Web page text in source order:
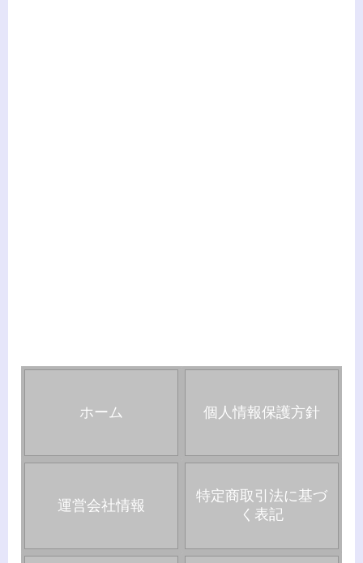
ホーム 個人情報保護方針
運営会社情報
特定商取引法に基づ
く表記